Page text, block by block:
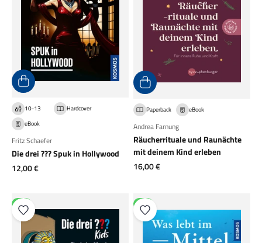
10-13
Hardcover
eBook
Fritz Schaefer
Die drei ??? Spuk in Hollywood
Angebot
12,00 €
Paperback eBook
Andrea Farnung
Räucherrituale und Raunächte
mit deinem Kind erleben
Angebot
16,00 €
NEU NEU